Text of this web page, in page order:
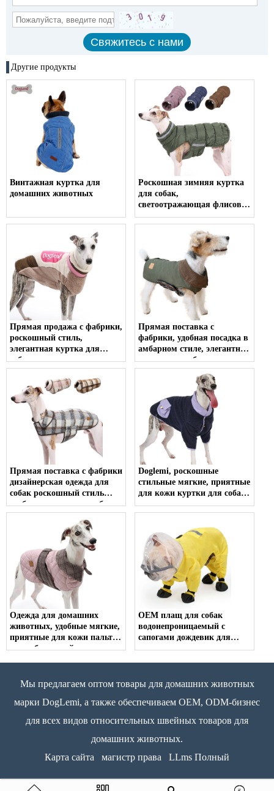
Другие продукты
Винтажная куртка для
домашних животных
Роскошная зимняя куртка
для собак,
светоотражающая флисовая
одежда для домашних
животных, одежда для
больших собак, теплое
утепленное пальто для
модного комфорта собак
Прямая продажа с фабрики,
роскошный стиль,
элегантная куртка для
собак, дорожная
портативная неоновая
бархатная куртка для собак
для прогулок на открытом
воздухе
Прямая поставка с
фабрики, удобная посадка в
амбарном стиле, элегантная
куртка для собак, одежда
для собак, куртки для
собак, зимняя одежда для
домашних животных для
ежедневного использования
Прямая поставка с фабрики
дизайнерская одежда для
собак роскошный стиль
удобные куртки для собак
зимняя одежда для
домашних животных для
прогулок на свежем воздухе
Doglemi, роскошные
стильные мягкие, приятные
для кожи куртки для собак
в винтажном стиле, зимняя
одежда для домашних
животных, пальто для собак
с карманами для прогулок
на свежем воздухе
Одежда для домашних
животных, удобные мягкие,
приятные для кожи пальто
для собак, устойчивая к
свежем воздухе
OEM плащ для собак
водонепроницаемый с
сапогами дождевик для
домашних животных
Мы предлагаем оптом товары для домашних животных
марки DogLemi, а также обеспечиваем OEM, ODM-бизнес
для всех видов относительных швейных товаров для
домашних животных.
Карта сайта
магистр права LLms Полный